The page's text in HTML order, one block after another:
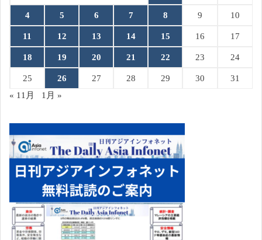
4 5 6 7 8 9 10
11 12 13 14 15 16 17
18 19 20 21 22 23 24
25 26 27 28 29 30
31
« 11月
1月 »